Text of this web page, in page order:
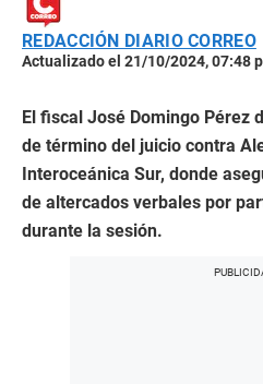
REDACCIÓN DIARIO CORREO
Actualizado el 21/10/2024, 07:48
El fiscal José Domingo Pérez
de término del juicio contra
Interoceánica Sur, donde
de altercados verbales por
durante la sesión.